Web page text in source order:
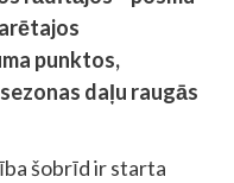
punktos,
daļu raugās
šobrīd ir starta